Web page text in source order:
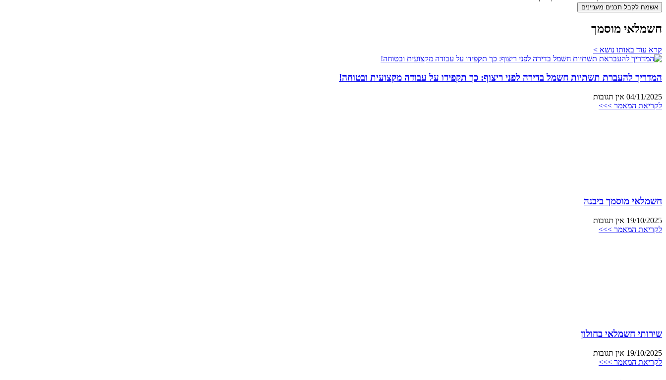
אשמח לקבל תכנים מעניינים
חשמלאי מוסמך
קרא עוד באותו נושא >
המדריך להעברת תשתיות חשמל בדירה לפני ריצוף: כך תקפידו על עבודה מקצועית ובטוחה!
04/11/2025 אין תגובות
לקריאת המאמר >>>
חשמלאי מוסמך ביבנה
19/10/2025 אין תגובות
לקריאת המאמר >>>
שירותי חשמלאי בחולון
19/10/2025 אין תגובות
לקריאת המאמר >>>